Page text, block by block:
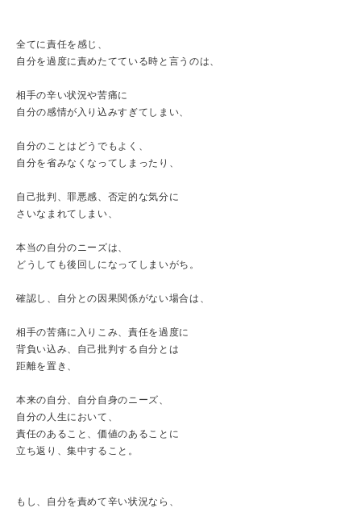
全てに責任を感じ、
自分を過度に責めたてている時と言うのは、
相手の辛い状況や苦痛に
自分の感情が入り込みすぎてしまい、
自分のことはどうでもよく、
自分を省みなくなってしまったり、
自己批判、罪悪感、否定的な気分に
さいなまれてしまい、
本当の自分のニーズは、
どうしても後回しになってしまいがち。
確認し、自分との因果関係がない場合は、
相手の苦痛に入りこみ、責任を過度に
背負い込み、自己批判する自分とは
距離を置き、
本来の自分、自分自身のニーズ、
自分の人生において、
責任のあること、価値のあることに
立ち返り、集中すること。
もし、自分を責めて辛い状況なら、